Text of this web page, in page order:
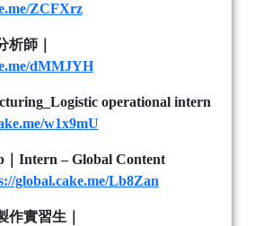
ZCFXrz
析師｜
dMMJYH
operational intern
w1x9mU
｜ Intern – Global Content
global.cake.me/Lb8Zan
作實習生｜